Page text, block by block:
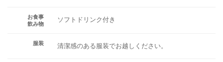
お食事
飲み物
ソフトドリンク付き
服装 清潔感のある服装でお越しください。